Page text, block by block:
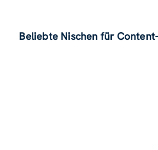
Beliebte Nischen für